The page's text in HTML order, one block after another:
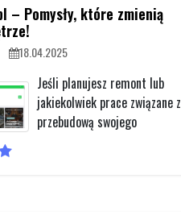
– Pomysły, które zmienią
18.04.2025
Jeśli planujesz remont lub
jakiekolwiek prace związane z
przebudową swojego